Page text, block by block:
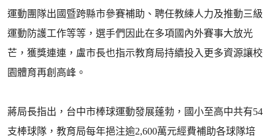
運動團隊出國暨跨縣市參賽補助、聘任教練人力及推動三級
運動防護工作等等，選手們因此在多項國內外賽事大放光
芒，獲獎連連，盧市長也指示教育局持續投入更多資源讓校
園體育再創高峰。
蔣局長指出，台中市棒球運動發展蓬勃，國小至高中共有54
支棒球隊，教育局每年挹注逾2,600萬元經費補助各球隊培